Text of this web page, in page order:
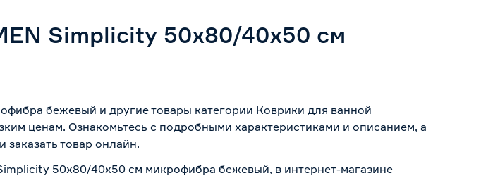
Simplicity 50х80/40х50 см
бежевый и другие товары категории Коврики для ванной
ценам. Ознакомьтесь с подробными характеристиками и описанием, а
товар онлайн.
50х80/40х50 см микрофибра бежевый, в интернет-магазине